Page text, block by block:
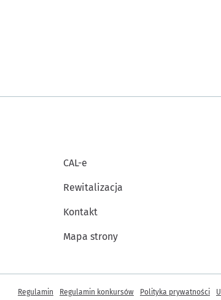
CAL-e
Rewitalizacja
Kontakt
Mapa strony
Regulamin Regulamin konkursów Polityka prywatności